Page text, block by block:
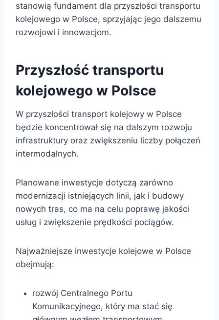
stanowią fundament dla przyszłości transportu
kolejowego w Polsce, sprzyjając jego dalszemu
rozwojowi i innowacjom.
Przyszłość transportu
kolejowego w Polsce
W przyszłości transport kolejowy w Polsce
będzie koncentrował się na dalszym rozwoju
infrastruktury oraz zwiększeniu liczby połączeń
intermodalnych.
Planowane inwestycje dotyczą zarówno
modernizacji istniejących linii, jak i budowy
nowych tras, co ma na celu poprawę jakości
usług i zwiększenie prędkości pociągów.
Najważniejsze inwestycje kolejowe w Polsce
obejmują:
rozwój Centralnego Portu
Komunikacyjnego, który ma stać się